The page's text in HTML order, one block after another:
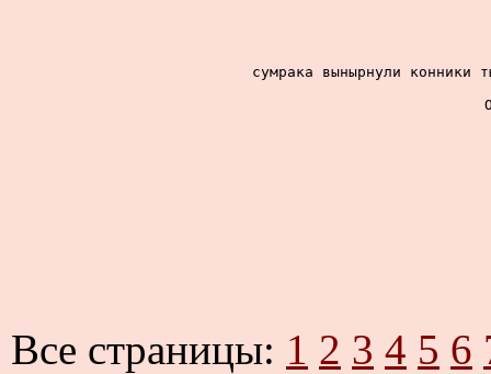
сумрака вынырнули конники
Все страницы: 1 2 3 4 5 6